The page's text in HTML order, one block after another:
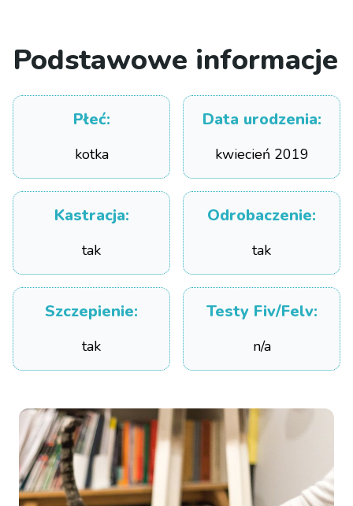
Podstawowe informacje
Płeć:
kotka
Data urodzenia:
kwiecień 2019
Kastracja:
tak
Odrobaczenie:
tak
Szczepienie:
tak
Testy Fiv/Felv:
n/a